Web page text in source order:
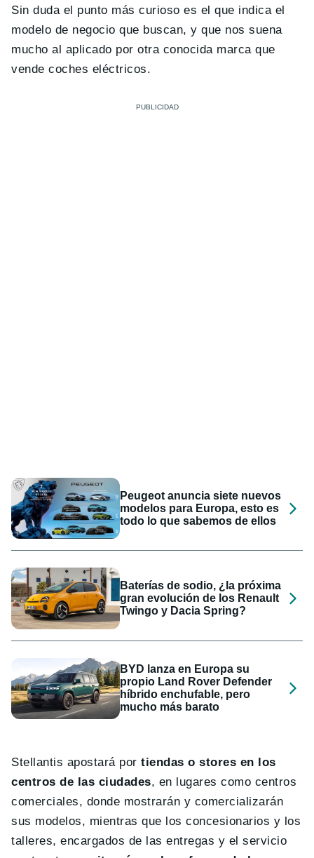
Sin duda el punto más curioso es el que indica el
modelo de negocio que buscan, y que nos suena
mucho al aplicado por otra conocida marca que
vende coches eléctricos.
Peugeot anuncia siete nuevos
modelos para Europa, esto es
todo lo que sabemos de ellos
Baterías de sodio, ¿la próxima
gran evolución de los Renault
Twingo y Dacia Spring?
BYD lanza en Europa su
propio Land Rover Defender
híbrido enchufable, pero
mucho más barato
Stellantis apostará por tiendas o stores en los
centros de las ciudades, en lugares como centros
comerciales, donde mostrarán y comercializarán
sus modelos, mientras que los concesionarios y los
talleres, encargados de las entregas y el servicio